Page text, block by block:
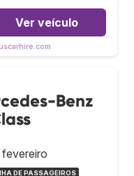
Ver veículo
Benz
DE PASSAGEIROS